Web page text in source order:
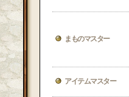
まものマスター
アイテムマスター